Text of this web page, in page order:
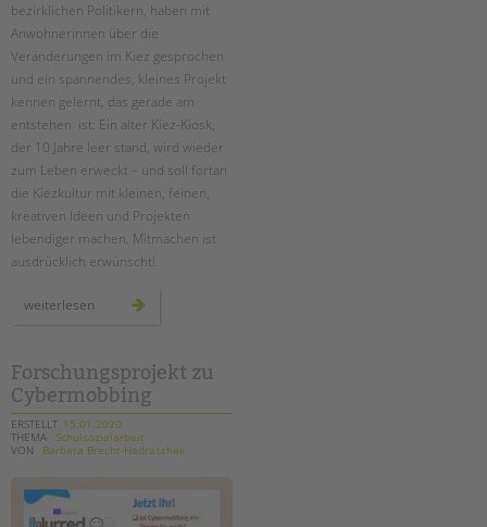
bezirklichen Politikern, haben mit
Anwohnerinnen über die
Veränderungen im Kiez gesprochen
und ein spannendes, kleines Projekt
kennen gelernt, das gerade am
entstehen ist: Ein alter Kiez-Kiosk,
der 10 Jahre leer stand, wird wieder
zum Leben erweckt – und soll fortan
die Kiezkultur mit kleinen, feinen,
kreativen Ideen und Projekten
lebendiger machen. Mitmachen ist
ausdrücklich erwünscht!
weiterlesen menschen
Forschungsprojekt zu
Cybermobbing
ERSTELLT 15.01.2020
THEMA Schulsozialarbeit
VON
Barbara Brecht-Hadraschek